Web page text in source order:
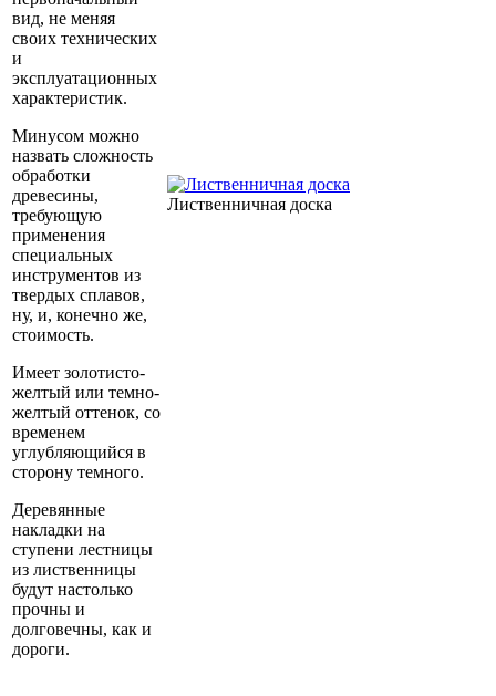
вид, не меняя
своих технических
и
эксплуатационных
характеристик.
Минусом можно
назвать сложность
обработки
древесины,
требующую
применения
специальных
инструментов из
твердых сплавов,
ну, и, конечно же,
стоимость.
Имеет золотисто-
желтый или темно-
желтый оттенок, со
временем
углубляющийся в
сторону темного.
Деревянные
накладки на
ступени лестницы
из лиственницы
будут настолько
прочны и
долговечны, как и
дороги.
Лиственничная доска